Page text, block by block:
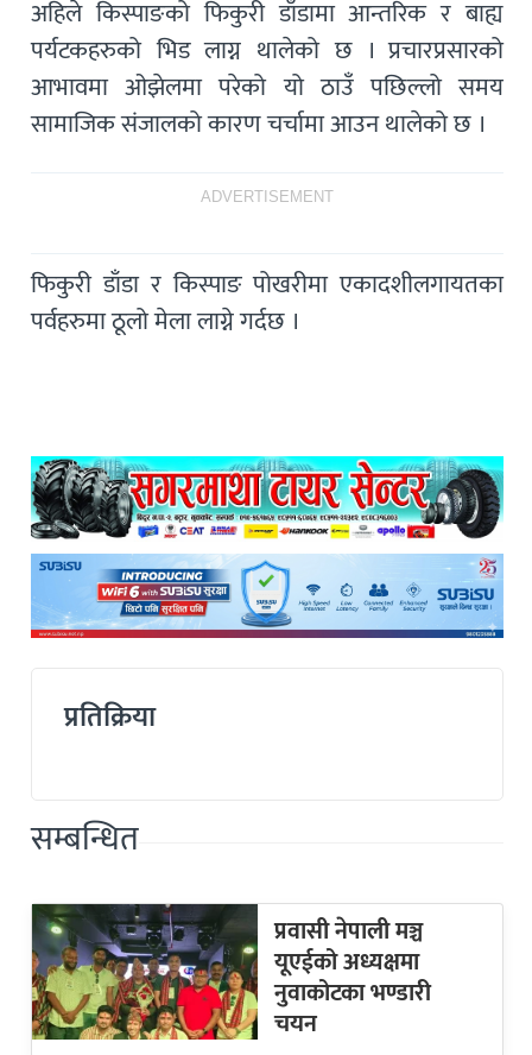
अहिले किस्पाङको फिकुरी डाँडामा आन्तरिक र बाह्य
पर्यटकहरुको भिड लाग्न थालेको छ । प्रचारप्रसारको
आभावमा ओझेलमा परेको यो ठाउँ पछिल्लो समय
सामाजिक संजालको कारण चर्चामा आउन थालेको छ ।
ADVERTISEMENT
फिकुरी डाँडा र किस्पाङ पोखरीमा एकादशीलगायतका
पर्वहरुमा ठूलो मेला लाग्ने गर्दछ ।
प्रतिक्रिया
सम्बन्धित
प्रवासी नेपाली मञ्च
यूएईको अध्यक्षमा
नुवाकोटका भण्डारी
चयन